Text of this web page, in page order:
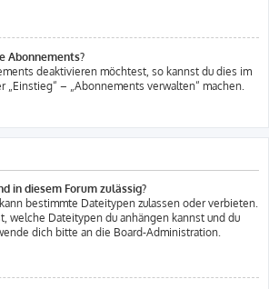
Abonnements?
deaktivieren möchtest, so kannst du dies im
„Einstieg“ – „Abonnements verwalten“ machen.
in diesem Forum zulässig?
bestimmte Dateitypen zulassen oder verbieten.
welche Dateitypen du anhängen kannst und du
dich bitte an die Board-Administration.